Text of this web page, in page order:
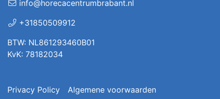
info@horecacentrumbrabant.nl
+31850509912
BTW: NL861293460B01
KvK: 78182034
Privacy Policy Algemene voorwaarden